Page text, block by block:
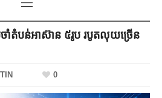
ាំតំបន់អាស៊ាន ៥រូប របូតលុយច្រើន
0